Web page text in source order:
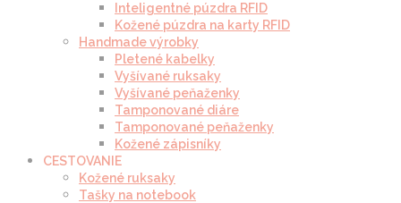
Inteligentné púzdra RFID
Kožené púzdra na karty RFID
Handmade výrobky
Pletené kabelky
Vyšívané ruksaky
Vyšívané peňaženky
Tamponované diáre
Tamponované peňaženky
Kožené zápisníky
CESTOVANIE
Kožené ruksaky
Tašky na notebook